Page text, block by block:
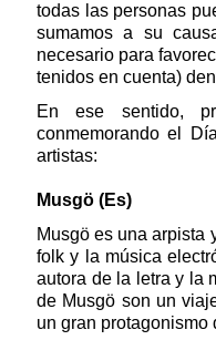
todas las personas
sumamos a su
necesario para
tenidos en cuenta)
En ese sentido,
conmemorando el
artistas:
Musgö (Es)
Musgö es una arpista
folk y la música
autora de la letra y la
de Musgö son un
un gran